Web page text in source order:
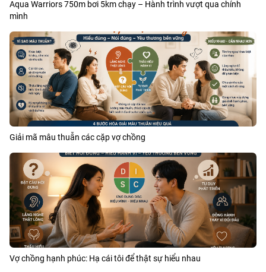
Aqua Warriors 750m bơi 5km chạy – Hành trình vượt qua chính
mình
Giải mã mâu thuẫn các cặp vợ chồng
Vợ chồng hạnh phúc: Hạ cái tôi để thật sự hiểu nhau